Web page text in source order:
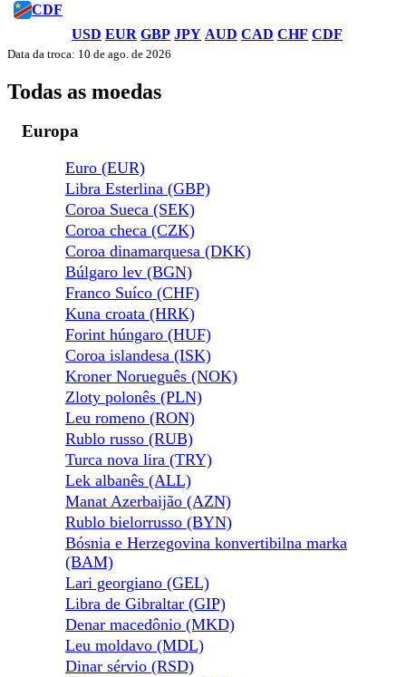
CDF
USD EUR GBP JPY AUD CAD CHF CDF
Data da troca: 10 de ago. de 2026
Todas as moedas
Europa
Euro (EUR)
Libra Esterlina (GBP)
Coroa Sueca (SEK)
Coroa checa (CZK)
Coroa dinamarquesa (DKK)
Búlgaro lev (BGN)
Franco Suíco (CHF)
Kuna croata (HRK)
Forint húngaro (HUF)
Coroa islandesa (ISK)
Kroner Norueguês (NOK)
Zloty polonês (PLN)
Leu romeno (RON)
Rublo russo (RUB)
Turca nova lira (TRY)
Lek albanês (ALL)
Manat Azerbaijão (AZN)
Rublo bielorrusso (BYN)
Bósnia e Herzegovina konvertibilna marka
(BAM)
Lari georgiano (GEL)
Libra de Gibraltar (GIP)
Denar macedônio (MKD)
Leu moldavo (MDL)
Dinar sérvio (RSD)